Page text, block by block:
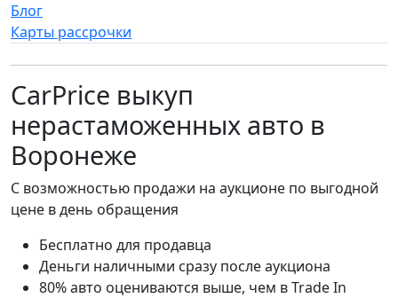
Блог
Карты рассрочки
CarPrice выкуп
нерастаможенных авто в
Воронеже
С возможностью продажи на аукционе по выгодной
цене в день обращения
Бесплатно для продавца
Деньги наличными сразу после аукциона
80% авто оцениваются выше, чем в Trade In